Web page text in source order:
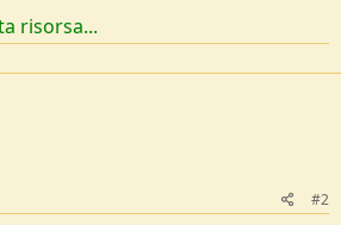
risorsa...
#2